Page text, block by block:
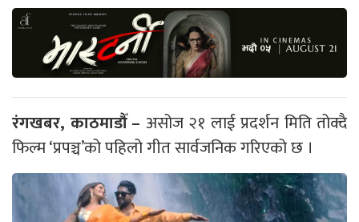
रंगखबर, काठमाडौँ – असोज २१ लाई प्रदर्शन मिति तोक्दै
फिल्म ‘प्रपञ्च’को पहिलो गीत सार्वजनिक गरिएको छ ।